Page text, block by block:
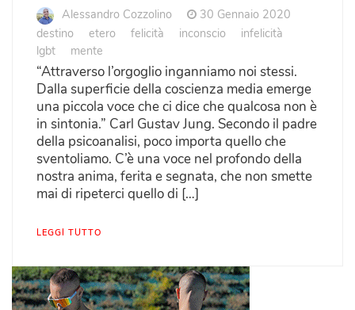
Alessandro Cozzolino
30 Gennaio 2020
destino
etero felicità inconscio
infelicità
lgbt
mente
“Attraverso l’orgoglio inganniamo noi stessi.
Dalla superficie della coscienza media emerge
una piccola voce che ci dice che qualcosa non è
in sintonia.” Carl Gustav Jung. Secondo il padre
della psicoanalisi, poco importa quello che
sventoliamo. C’è una voce nel profondo della
nostra anima, ferita e segnata, che non smette
mai di ripeterci quello di […]
LEGGI TUTTO